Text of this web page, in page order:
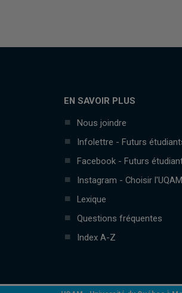
EN SAVOIR PLUS
Nous joindre
Infolettre - Futurs
Facebook - Futurs
Instagram - Choisir l'UQAM
Lexique
Questions fréquentes
Index A-Z